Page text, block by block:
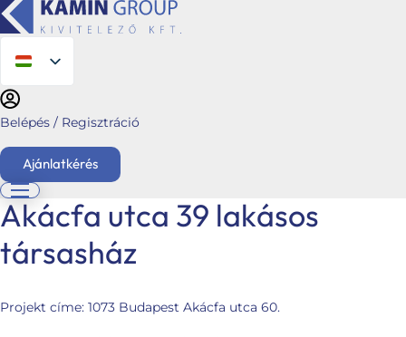
Belépés / Regisztráció
Ajánlatkérés
Főoldal
Ajánlatkérés
Akácfa utca 39 lakásos
társasház
Projekt címe: 1073 Budapest Akácfa utca 60.